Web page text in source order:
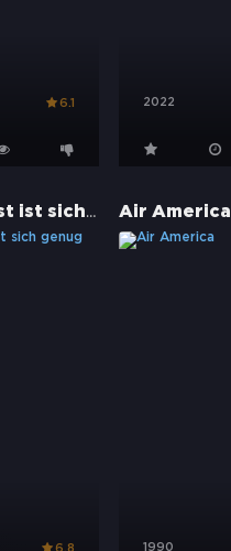
6.1 2022
OSS 117 - Er selbst ist sich genug Air America
1990